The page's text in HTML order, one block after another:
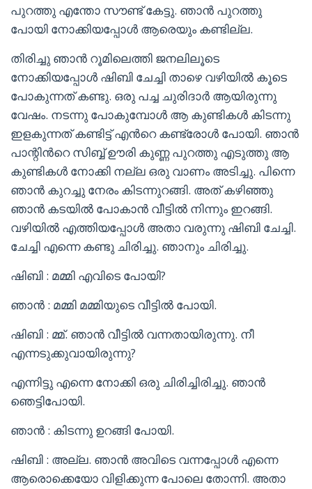
പുറത്തു എന്തോ സൗണ്ട് കേട്ടു. ഞാൻ പുറത്തു
പോയി നോക്കിയപ്പോൾ ആരെയും കണ്ടില്ല.
തിരിച്ചു ഞാൻ റൂമിലെത്തി ജനലിലൂടെ
നോക്കിയപ്പോൾ ഷിബി ചേച്ചി താഴെ വഴിയിൽ കൂടെ
പോകുന്നത് കണ്ടു. ഒരു പച്ച ചുരിദാർ ആയിരുന്നു
വേഷം. നടന്നു പോകുമ്പോൾ ആ കുണ്ടികൾ കിടന്നു
ഇളകുന്നത് കണ്ടിട്ട് എൻറെ കണ്ട്രോൾ പോയി. ഞാൻ
പാന്റിൻറെ സിബ്ബ് ഊരി കുണ്ണ പുറത്തു എടുത്തു ആ
കുണ്ടികൾ നോക്കി നല്ല ഒരു വാണം അടിച്ചു. പിന്നെ
ഞാൻ കുറച്ചു നേരം കിടന്നുറങ്ങി. അത് കഴിഞ്ഞു
ഞാൻ കടയിൽ പോകാൻ വീട്ടിൽ നിന്നും ഇറങ്ങി.
വഴിയിൽ എത്തിയപ്പോൾ അതാ വരുന്നു ഷിബി ചേച്ചി.
ചേച്ചി എന്നെ കണ്ടു ചിരിച്ചു. ഞാനും ചിരിച്ചു.
ഷിബി : മമ്മി എവിടെ പോയി?
ഞാൻ : മമ്മി മമ്മിയുടെ വീട്ടിൽ പോയി.
ഷിബി : മ്മ്. ഞാൻ വീട്ടിൽ വന്നതായിരുന്നു. നീ
എന്നടുക്കുവായിരുന്നു?
എന്നിട്ടു എന്നെ നോക്കി ഒരു ചിരിച്ചിരിച്ചു. ഞാൻ
ഞെട്ടിപോയി.
ഞാൻ : കിടന്നു ഉറങ്ങി പോയി.
ഷിബി : അല്ല. ഞാൻ അവിടെ വന്നപ്പോൾ എന്നെ
ആരൊക്കെയോ വിളിക്കുന്ന പോലെ തോന്നി. അതാ